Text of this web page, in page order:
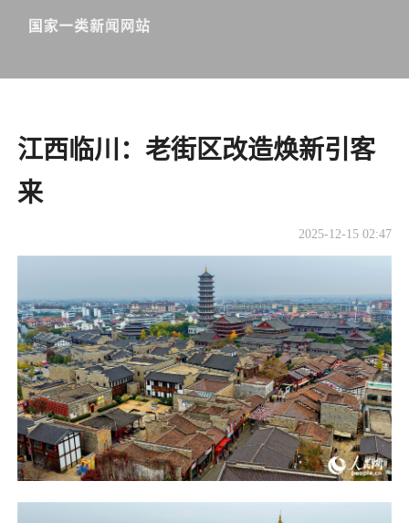
江西临川：老街区改造焕新引客
来
2025-12-15 02:47